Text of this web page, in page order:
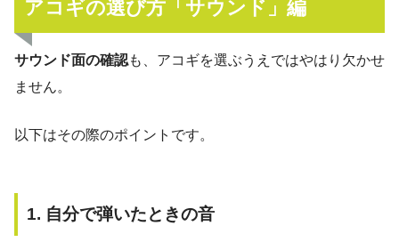
アコギの選び方「サウンド」編
サウンド面の確認も、アコギを選ぶうえではやはり欠かせ
ません。
以下はその際のポイントです。
1. 自分で弾いたときの音